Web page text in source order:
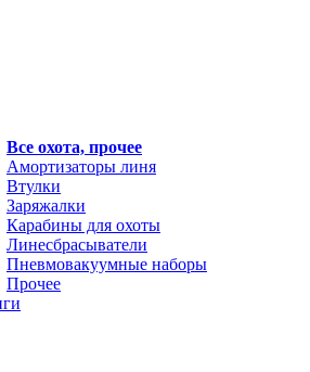
Все охота, прочее
Амортизаторы линя
Втулки
Заряжалки
Карабины для охоты
Линесбрасыватели
Пневмовакуумные наборы
Прочее